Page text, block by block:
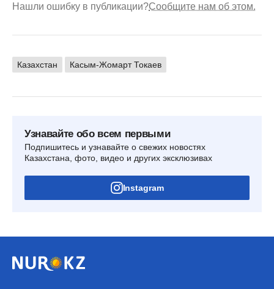
Нашли ошибку в публикации?Сообщите нам об этом.
Казахстан Касым-Жомарт Токаев
Узнавайте обо всем первыми
Подпишитесь и узнавайте о свежих новостях
Казахстана, фото, видео и других эксклюзивах
Instagram